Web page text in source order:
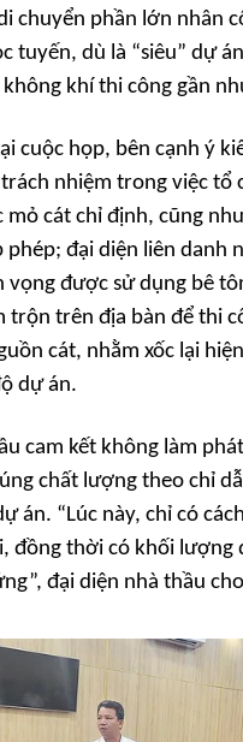
chuyển phần lớn nhân
tuyến, dù là “siêu” dự
khí thi công gần
cuộc họp, bên cạnh ý
nhiệm trong việc tổ
mỏ cát chỉ định, cũng
phép; đại diện liên danh
vọng được sử dụng bê
trộn trên địa bàn để thi
cát, nhằm xốc lại
dự án.
cam kết không làm
chất lượng theo chỉ
án. “Lúc này, chỉ có
đồng thời có khối lượng
đại diện nhà thầu